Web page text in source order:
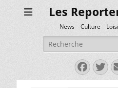
Les
News – Culture –
Rechercher :